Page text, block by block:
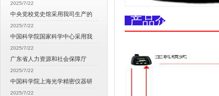
2025/7/22
中央党校党史馆采用我司生产的
2025/7/22
中国科学院国家科学中心采用我
2025/7/22
广东省人力资源和社会保障厅
2025/7/22
中国科学院上海光学精密仪器研
2025/7/22
产品介绍